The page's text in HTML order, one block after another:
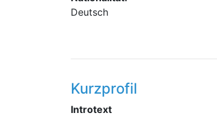
Deutsch
Kurzprofil
Introtext